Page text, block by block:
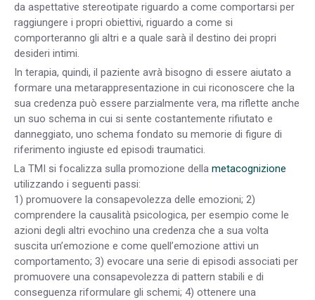
da aspettative stereotipate riguardo a come comportarsi per
raggiungere i propri obiettivi, riguardo a come si
comporteranno gli altri e a quale sarà il destino dei propri
desideri intimi.
In terapia, quindi, il paziente avrà bisogno di essere aiutato a
formare una metarappresentazione in cui riconoscere che la
sua credenza può essere parzialmente vera, ma riflette anche
un suo schema in cui si sente costantemente rifiutato e
danneggiato, uno schema fondato su memorie di figure di
riferimento ingiuste ed episodi traumatici.
La TMI si focalizza sulla promozione della metacognizione
utilizzando i seguenti passi:
1) promuovere la consapevolezza delle emozioni; 2)
comprendere la causalità psicologica, per esempio come le
azioni degli altri evochino una credenza che a sua volta
suscita un’emozione e come quell’emozione attivi un
comportamento; 3) evocare una serie di episodi associati per
promuovere una consapevolezza di pattern stabili e di
conseguenza riformulare gli schemi; 4) ottenere una